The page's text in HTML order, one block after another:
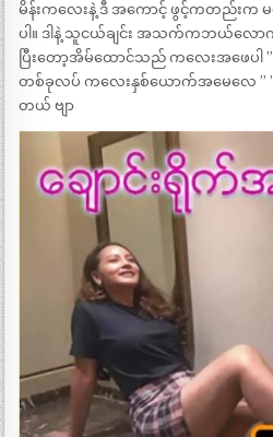
မိန်းကလေးနဲ့ ဒီ အကောင့် ဖွင့်ကတည်းက
ပါ။ ဒါနဲ့ သူငယ်ချင်း အသက်ကဘယ်လော
ပြီးတော့အိမ်ထောင်သည် ကလေးအဖေပါ ”
တစ်ခုလပ် ကလေးနှစ်ယောက်အမေလေ ” ”
တယ် ဗျာ